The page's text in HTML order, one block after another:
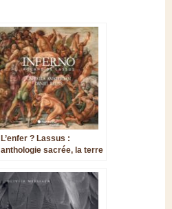
L’enfer ? Lassus :
anthologie sacrée, la terre
Cappella d’Amsterdam